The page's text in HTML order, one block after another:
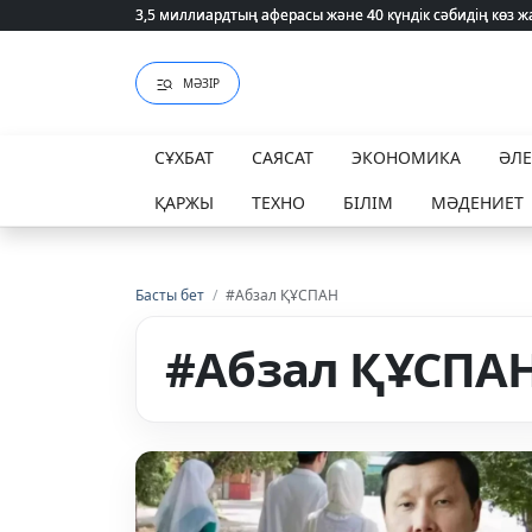
3,5 миллиардтың аферасы және 40 күндік сәбидің
3,5 миллиардтың аферасы және 40 күндік сәбидің
МӘЗІР
СҰХБАТ САЯСАТ ЭКОНОМИКА
ҚАРЖЫ
ТЕХНО БІЛІМ МӘДЕНИЕТ
Басты бет / #Абзал ҚҰСПАН
#Абзал